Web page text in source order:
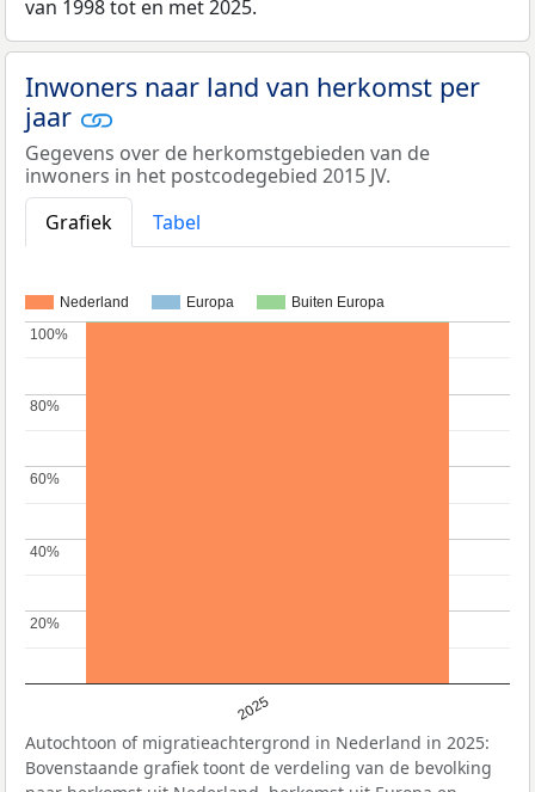
van 1998 tot en met 2025.
Inwoners naar land van herkomst per
jaar
Gegevens over de herkomstgebieden van de
inwoners in het postcodegebied 2015 JV.
Grafiek
Tabel
Nederland Europa Buiten Europa
2025
20%
20%
40%
40%
60%
60%
80%
80%
100%
100%
Autochtoon of migratieachtergrond in Nederland in 2025:
Bovenstaande grafiek toont de verdeling van de bevolking